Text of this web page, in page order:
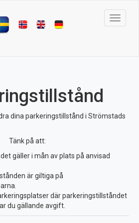
Toggle
dina parkeringstillstånd i Strömstads
Tänk på att:
gäller i mån av plats på anvisad
är giltiga på
där parkeringstillståndet
du gällande avgift.